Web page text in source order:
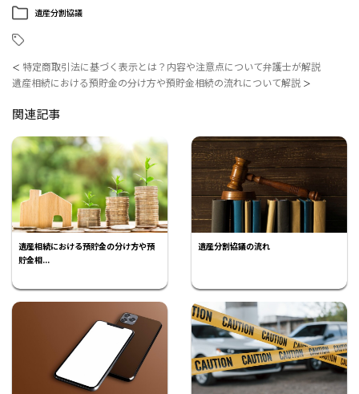
遺産分割協議
＜ 特定商取引法に基づく表示とは？内容や注意点について弁護士が解説
遺産相続における預貯金の分け方や預貯金相続の流れについて解説 ＞
関連記事
遺産相続における預貯金の分け方や預
貯金相...
遺産分割協議の流れ